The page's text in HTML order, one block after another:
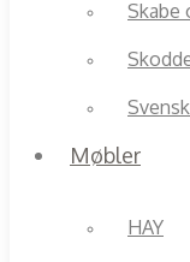
Skabe
Møbler
HAY